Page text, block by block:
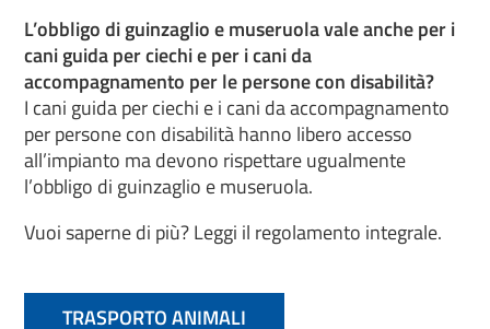
L’obbligo di guinzaglio e museruola vale anche per i
cani guida per ciechi e per i cani da
accompagnamento per le persone con disabilità?
I cani guida per ciechi e i cani da accompagnamento
per persone con disabilità hanno libero accesso
all’impianto ma devono rispettare ugualmente
l’obbligo di guinzaglio e museruola.
Vuoi saperne di più? Leggi il regolamento integrale.
TRASPORTO ANIMALI